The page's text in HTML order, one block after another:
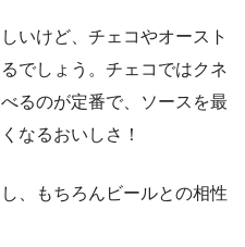
いけど、チェコやオースト
でしょう。チェコではクネ
るのが定番で、ソースを最
なるおいしさ！
、もちろんビールとの相性